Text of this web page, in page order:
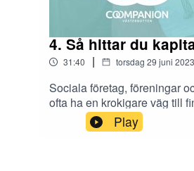
4. Så hittar du
31:40 | torsdag 29 juni 2023
Sociala företag, föreningar
ofta ha en krokigare väg till
aktiebolag. Speciellt om du
storbank. Men det finns
Play